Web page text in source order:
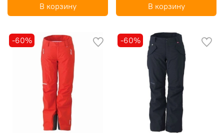
В корзину В корзину
-60% -60%